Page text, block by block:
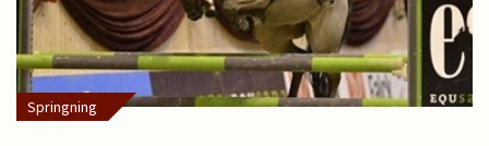
Springning